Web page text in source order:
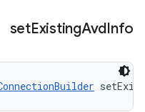
setExistingAvdInfo